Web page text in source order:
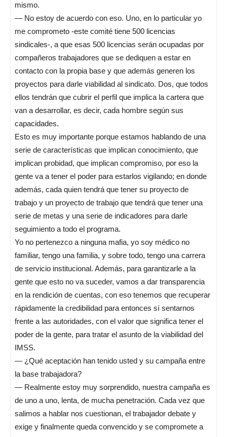
mismo.
— No estoy de acuerdo con eso. Uno, en lo particular yo
me comprometo -este comité tiene 500 licencias
sindicales-, a que esas 500 licencias serán ocupadas por
compañeros trabajadores que se dediquen a estar en
contacto con la propia base y que además generen los
proyectos para darle viabilidad al sindicato. Dos, que todos
ellos tendrán que cubrir el perfil que implica la cartera que
van a desarrollar, es decir, cada hombre según sus
capacidades.
Esto es muy importante porque estamos hablando de una
serie de características que implican conocimiento, que
implican probidad, que implican compromiso, por eso la
gente va a tener el poder para estarlos vigilando; en donde
además, cada quien tendrá que tener su proyecto de
trabajo y un proyecto de trabajo que tendrá que tener una
serie de metas y una serie de indicadores para darle
seguimiento a todo el programa.
Yo no pertenezco a ninguna mafia, yo soy médico no
familiar, tengo una familia, y sobre todo, tengo una carrera
de servicio institucional. Además, para garantizarle a la
gente que esto no va suceder, vamos a dar transparencia
en la rendición de cuentas, con eso tenemos que recuperar
rápidamente la credibilidad para entonces sí sentarnos
frente a las autoridades, con el valor que significa tener el
poder de la gente, para tratar el asunto de la viabilidad del
IMSS.
— ¿Qué aceptación han tenido usted y su campaña entre
la base trabajadora?
— Realmente estoy muy sorprendido, nuestra campaña es
de uno a uno, lenta, de mucha penetración. Cada vez que
salimos a hablar nos cuestionan, el trabajador debate y
exige y finalmente queda convencido y se compromete a